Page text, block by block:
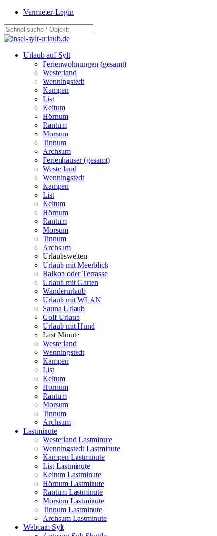
Vermieter-Login
Urlaub auf Sylt
Ferienwohnungen (gesamt)
Westerland
Wenningstedt
Kampen
List
Keitum
Hörnum
Rantum
Morsum
Tinnum
Archsum
Ferienhäuser (gesamt)
Westerland
Wenningstedt
Kampen
List
Keitum
Hörnum
Rantum
Morsum
Tinnum
Archsum
Urlaubswelten
Urlaub mit Meerblick
Balkon oder Terrasse
Urlaub mit Garten
Wanderurlaub
Urlaub mit WLAN
Sauna Urlaub
Golf Urlaub
Urlaub mit Hund
Last Minute
Westerland
Wenningstedt
Kampen
List
Keitum
Hörnum
Rantum
Morsum
Tinnum
Archsum
Lastminute
Westerland Lastminute
Wenningstedt Lastminute
Kampen Lastminute
List Lastminute
Keitum Lastminute
Hörnum Lastminute
Rantum Lastminute
Morsum Lastminute
Tinnum Lastminute
Archsum Lastminute
Webcam Sylt